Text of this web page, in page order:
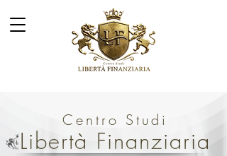
Centro Studi
Libertà Finanziaria